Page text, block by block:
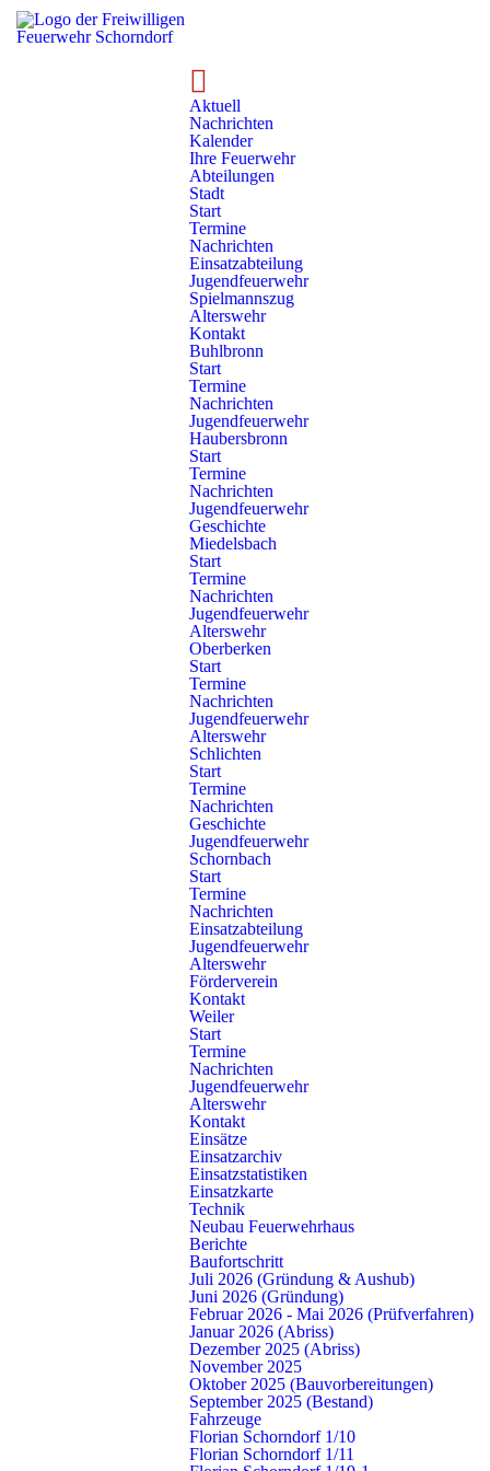
Aktuell
Nachrichten
Kalender
Ihre Feuerwehr
Abteilungen
Stadt
Start
Termine
Nachrichten
Einsatzabteilung
Jugendfeuerwehr
Spielmannszug
Alterswehr
Kontakt
Buhlbronn
Start
Termine
Nachrichten
Jugendfeuerwehr
Haubersbronn
Start
Termine
Nachrichten
Jugendfeuerwehr
Geschichte
Miedelsbach
Start
Termine
Nachrichten
Jugendfeuerwehr
Alterswehr
Oberberken
Start
Termine
Nachrichten
Jugendfeuerwehr
Alterswehr
Schlichten
Start
Termine
Nachrichten
Geschichte
Jugendfeuerwehr
Schornbach
Start
Termine
Nachrichten
Einsatzabteilung
Jugendfeuerwehr
Alterswehr
Förderverein
Kontakt
Weiler
Start
Termine
Nachrichten
Jugendfeuerwehr
Alterswehr
Kontakt
Einsätze
Einsatzarchiv
Einsatzstatistiken
Einsatzkarte
Technik
Neubau Feuerwehrhaus
Berichte
Baufortschritt
Juli 2026 (Gründung & Aushub)
Juni 2026 (Gründung)
Februar 2026 - Mai 2026 (Prüfverfahren)
Januar 2026 (Abriss)
Dezember 2025 (Abriss)
November 2025
Oktober 2025 (Bauvorbereitungen)
September 2025 (Bestand)
Fahrzeuge
Florian Schorndorf 1/10
Florian Schorndorf 1/11
Abteilungen
Unsere Abteilungen
Insgesamt acht Abteilung bilden gemeinsam die Freiwillige
Feuerwehr in Schorndorf. Mehr zu den einzelnen
Abteilungen erfahren Sie auf den entsprechenden
Abteilungsseiten.
Buhlbronn
Oberberken
Freiwillige Feuerwehr Schorndorf
Künkelinstraße 9, 73614 Schorndorf
info@feuerwehr-schorndorf.de
Schnell gefunden
Einsätze
Nachrichten
Termine
Warn- & Infodienste
Fragen & Antworten
Pressestelle
Schorndorf – Die Daimlerstadt
Schorndorf ist eine Große Kreisstadt mit rund 40.000 Einwohnern.
Sie liegt 20 Kilometer südöstlich von Stuttgart in Baden-
Württemberg. Im Jahr 1834 kam hier Gottlieb Daimler, der Erfinder
des »leichten, schnelllaufenden Benzinmotors« zur Welt. Deshalb
wird unsere Stadt auch als die »Daimlerstadt« bezeichnet.